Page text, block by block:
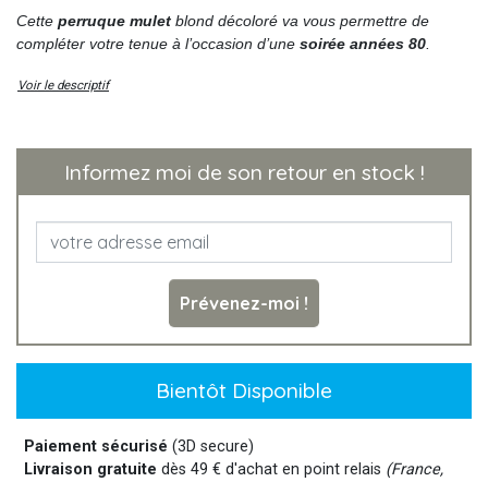
Cette perruque mulet blond décoloré va vous permettre de
compléter votre tenue à l’occasion d’une soirée années 80.
Voir le descriptif
Informez moi de son retour en stock !
Prévenez-moi !
Bientôt Disponible
Paiement sécurisé (3D secure)
Livraison gratuite dès 49 € d'achat en point relais (France,